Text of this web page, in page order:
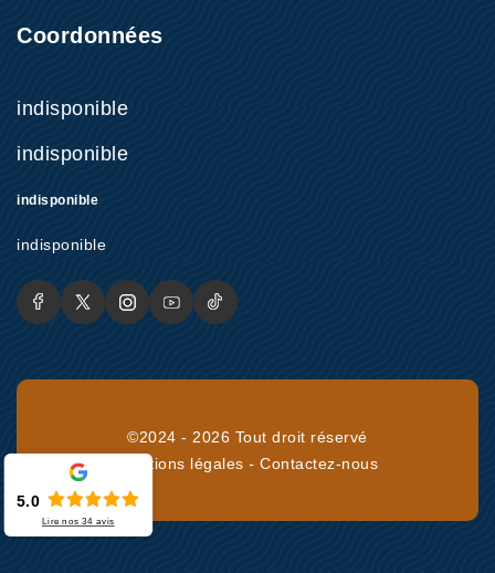
Coordonnées
indisponible
indisponible
indisponible
indisponible
©2024 - 2026 Tout droit réservé
Mentions légales -Contactez-nous
5.0
Lire nos34 avis